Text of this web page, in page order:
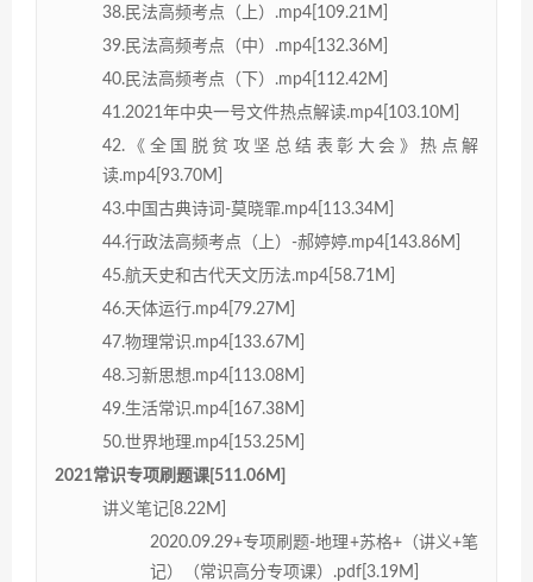
38.民法高频考点（上）.mp4[109.21M]
39.民法高频考点（中）.mp4[132.36M]
40.民法高频考点（下）.mp4[112.42M]
41.2021年中央一号文件热点解读.mp4[103.10M]
42.《全国脱贫攻坚总结表彰大会》热点解
读.mp4[93.70M]
43.中国古典诗词-莫晓霏.mp4[113.34M]
44.行政法高频考点（上）-郝婷婷.mp4[143.86M]
45.航天史和古代天文历法.mp4[58.71M]
46.天体运行.mp4[79.27M]
47.物理常识.mp4[133.67M]
48.习新思想.mp4[113.08M]
49.生活常识.mp4[167.38M]
50.世界地理.mp4[153.25M]
2021常识专项刷题课[511.06M]
讲义笔记[8.22M]
2020.09.29+专项刷题-地理+苏格+（讲义+笔
记）（常识高分专项课）.pdf[3.19M]